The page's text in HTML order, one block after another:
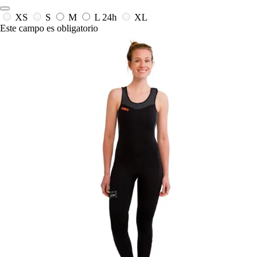
XS S M L 24h
XL
Este campo es obligatorio